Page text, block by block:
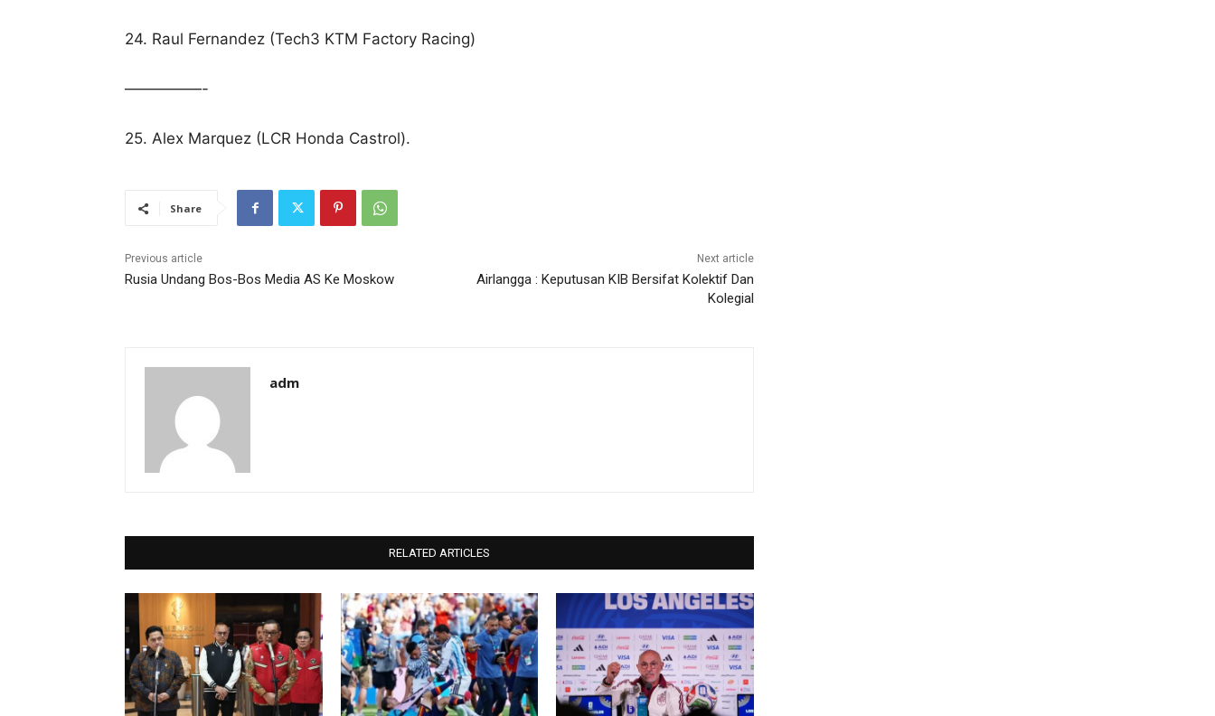
24. Raul Fernandez (Tech3 KTM Factory Racing)
—————-
25. Alex Marquez (LCR Honda Castrol).
Share
Previous article
Rusia Undang Bos-Bos Media AS Ke Moskow
Next article
Airlangga : Keputusan KIB Bersifat Kolektif Dan
Kolegial
adm
RELATED ARTICLES